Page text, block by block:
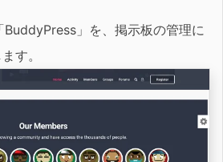
BuddyPress」を、掲示板の管理に
す。